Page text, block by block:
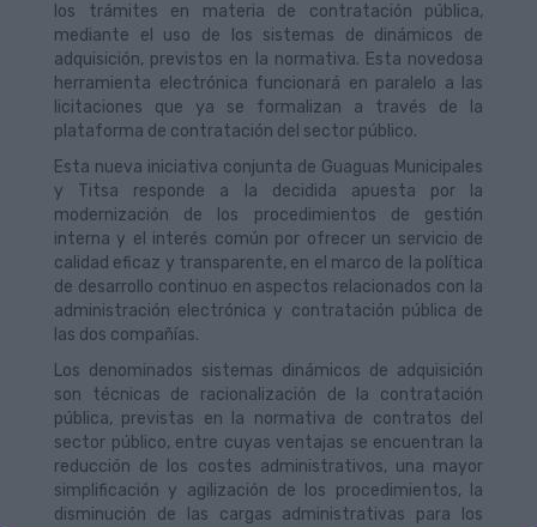
los trámites en materia de contratación pública,
mediante el uso de los sistemas de dinámicos de
adquisición, previstos en la normativa. Esta novedosa
herramienta electrónica funcionará en paralelo a las
licitaciones que ya se formalizan a través de la
plataforma de contratación del sector público.
Esta nueva iniciativa conjunta de Guaguas Municipales
y Titsa responde a la decidida apuesta por la
modernización de los procedimientos de gestión
interna y el interés común por ofrecer un servicio de
calidad eficaz y transparente, en el marco de la política
de desarrollo continuo en aspectos relacionados con la
administración electrónica y contratación pública de
las dos compañías.
Los denominados sistemas dinámicos de adquisición
son técnicas de racionalización de la contratación
pública, previstas en la normativa de contratos del
sector público, entre cuyas ventajas se encuentran la
reducción de los costes administrativos, una mayor
simplificación y agilización de los procedimientos, la
disminución de las cargas administrativas para los